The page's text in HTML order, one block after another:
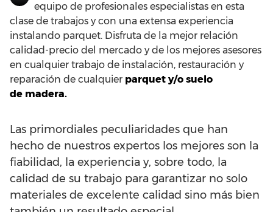
equipo de profesionales especialistas en esta
clase de trabajos y con una extensa experiencia
instalando parquet. Disfruta de la mejor relación
calidad-precio del mercado y de los mejores asesores
en cualquier trabajo de instalación, restauración y
reparación de cualquier parquet y/o suelo
de madera.
Las primordiales peculiaridades que han
hecho de nuestros expertos los mejores son la
fiabilidad, la experiencia y, sobre todo, la
calidad de su trabajo para garantizar no solo
materiales de excelente calidad sino más bien